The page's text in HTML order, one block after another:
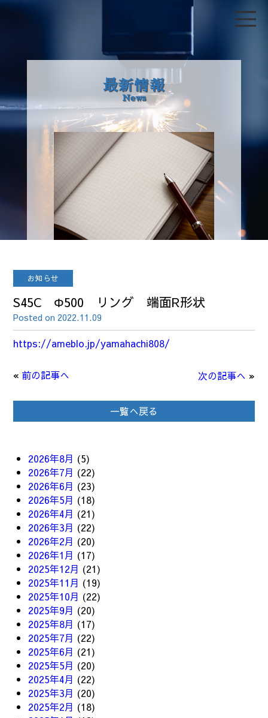
最新情報
News
お知らせ
S45C Φ500 リング 端面R形状
Posted on 2022.11.09
https://ameblo.jp/yamahachi808/
« 前の記事へ 次の記事へ »
一覧へ戻る
2026年8月 (5)
2026年7月 (22)
2026年6月 (23)
2026年5月 (18)
2026年4月 (21)
2026年3月 (22)
2026年2月 (20)
2026年1月 (17)
2025年12月 (21)
2025年11月 (19)
2025年10月 (22)
2025年9月 (20)
2025年8月 (17)
2025年7月 (22)
2025年6月 (21)
2025年5月 (20)
2025年4月 (22)
2025年3月 (20)
2025年2月 (18)